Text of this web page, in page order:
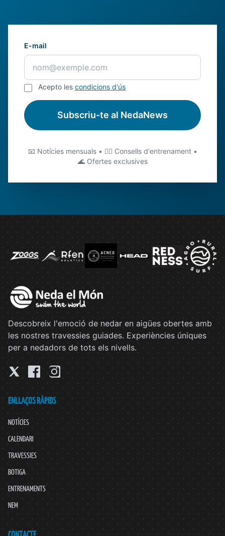
E-mail
Acepto les condicions d'ús
Subscriu-te al NedaNews
📧 Notícies mensuals • 🏊‍♂️ Consells d'entrenament •
🌊 Ofertes exclusives
Descobreix l'emoció de nedar en aigües obertes amb
les nostres travessies guiades. Experiències úniques
per a nedadors de tots els nivells.
ENLLAÇOS RÀPIDS
NOTÍCIES
CALENDARI
TRAVESSIES
BOTIGA
ENTRENAMENTS
NEM